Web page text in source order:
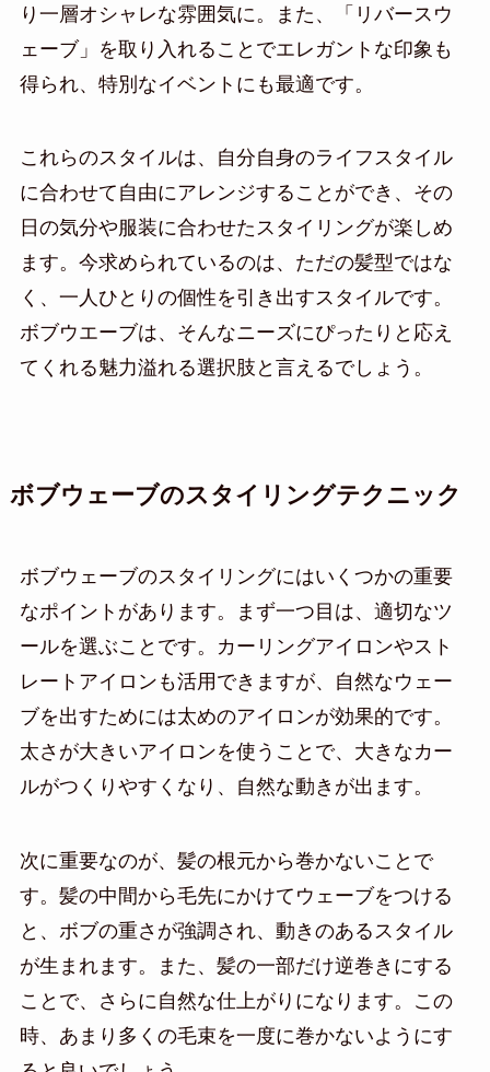
り一層オシャレな雰囲気に。また、「リバースウ
ェーブ」を取り入れることでエレガントな印象も
得られ、特別なイベントにも最適です。
これらのスタイルは、自分自身のライフスタイル
に合わせて自由にアレンジすることができ、その
日の気分や服装に合わせたスタイリングが楽しめ
ます。今求められているのは、ただの髪型ではな
く、一人ひとりの個性を引き出すスタイルです。
ボブウエーブは、そんなニーズにぴったりと応え
てくれる魅力溢れる選択肢と言えるでしょう。
ボブウェーブのスタイリングテクニック
ボブウェーブのスタイリングにはいくつかの重要
なポイントがあります。まず一つ目は、適切なツ
ールを選ぶことです。カーリングアイロンやスト
レートアイロンも活用できますが、自然なウェー
ブを出すためには太めのアイロンが効果的です。
太さが大きいアイロンを使うことで、大きなカー
ルがつくりやすくなり、自然な動きが出ます。
次に重要なのが、髪の根元から巻かないことで
す。髪の中間から毛先にかけてウェーブをつける
と、ボブの重さが強調され、動きのあるスタイル
が生まれます。また、髪の一部だけ逆巻きにする
ことで、さらに自然な仕上がりになります。この
時、あまり多くの毛束を一度に巻かないようにす